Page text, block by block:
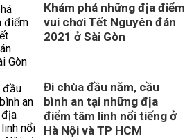
Khám phá những địa điểm
vui chơi Tết Nguyên đán
2021 ở Sài Gòn
Đi chùa đầu năm, cầu
bình an tại những địa
điểm tâm linh nổi tiếng ở
Hà Nội và TP HCM